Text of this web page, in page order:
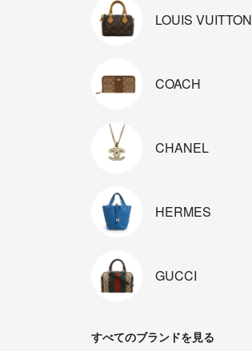
LOUIS VUITTON
COACH
CHANEL
HERMES
GUCCI
すべてのブランドを見る